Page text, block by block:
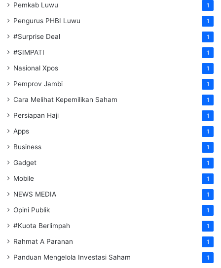
Pemkab Luwu 1
Pengurus PHBI Luwu 1
#Surprise Deal 1
#SIMPATI 1
Nasional Xpos 1
Pemprov Jambi 1
Cara Melihat Kepemilikan Saham 1
Persiapan Haji 1
Apps 1
Business 1
Gadget 1
Mobile 1
NEWS MEDIA 1
Opini Publik 1
#Kuota Berlimpah 1
Rahmat A Paranan 1
Panduan Mengelola Investasi Saham 1